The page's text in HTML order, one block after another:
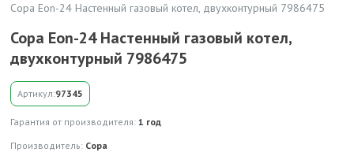
Copa Eon-24 Настенный газовый котел, двухконтурный 7986475
Copa Eon-24 Настенный газовый котел,
двухконтурный 7986475
Артикул:97345
Гарантия от производителя: 1 год
Производитель: Copa